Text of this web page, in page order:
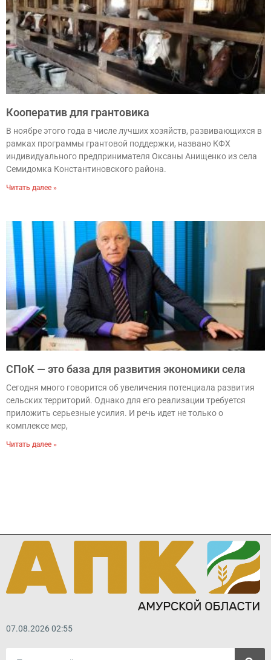
Кооператив для грантовика
В ноябре этого года в числе лучших хозяйств, развивающихся в
рамках программы грантовой поддержки, названо КФХ
индивидуального предпринимателя Оксаны Анищенко из села
Семидомка Константиновского района.
Читать далее »
СПоК — это база для развития экономики села
Сегодня много говорится об увеличения потенциала развития
сельских территорий. Однако для его реализации требуется
приложить серьезные усилия. И речь идет не только о
комплексе мер,
Читать далее »
07.08.2026 02:55